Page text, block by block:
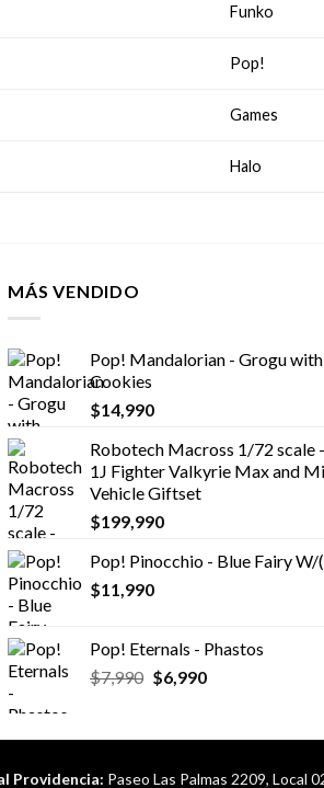
Funko
Pop!
Games
Halo
MÁS VENDIDO
Pop! Mandalorian - Grogu with
Cookies
$14,990
Robotech Macross 1/72 scale
1J Fighter Valkyrie Max and
Vehicle Giftset
$199,990
Pop! Pinocchio - Blue Fairy W/
$11,990
Pop! Eternals - Phastos
$7,990 El
era:
$6,990El
es:
Providencia: Paseo Las Palmas 2209, Local